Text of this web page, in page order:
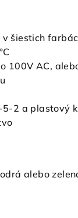
šiestich
100V AC,
2 a plastový
alebo